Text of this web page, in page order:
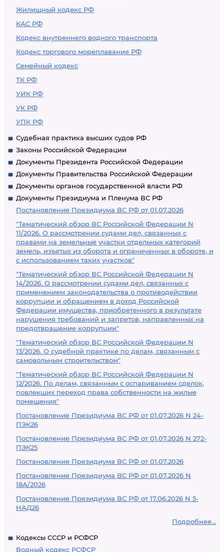
Жилищный кодекс РФ
КАС РФ
Кодекс внутреннего водного транспорта
Кодекс торгового мореплавания РФ
Семейный кодекс
ТК РФ
УИК РФ
УК РФ
УПК РФ
Судебная практика высших судов РФ
Законы Российской Федерации
Документы Президента Российской Федерации
Документы Правительства Российской Федерации
Документы органов государственной власти РФ
Документы Президиума и Пленума ВС РФ
Постановление Президиума ВС РФ от 01.07.2026
"Тематический обзор ВС Российской Федерации N
11/2026. О рассмотрении судами дел, связанных с
правами на земельные участки отдельных категорий
земель, изъятых из оборота и ограниченных в обороте, и
с использованием таких участков"
"Тематический обзор ВС Российской Федерации N
14/2026. О рассмотрении судами дел, связанных с
применением законодательства о противодействии
коррупции и обращением в доход Российской
Федерации имущества, приобретенного в результате
нарушения требований и запретов, направленных на
предотвращение коррупции"
"Тематический обзор ВС Российской Федерации N
13/2026. О судебной практике по делам, связанным с
самовольным строительством"
"Тематический обзор ВС Российской Федерации N
12/2026. По делам, связанным с оспариванием сделок,
повлекших переход права собственности на жилые
помещения"
Постановление Президиума ВС РФ от 01.07.2026 N 24-
ПЭК26
Постановление Президиума ВС РФ от 01.07.2026 N 272-
ПЭК25
Постановление Президиума ВС РФ от 01.07.2026
Постановление Президиума ВС РФ от 01.07.2026 N
18А/2026
Постановление Президиума ВС РФ от 17.06.2026 N 5-
НАД26
Подробнее...
Кодексы СССР и РСФСР
Водный кодекс РСФСР